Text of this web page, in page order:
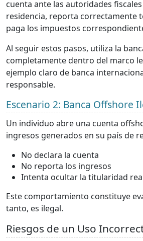
cuenta ante las autoridades
residencia, reporta correctamente
paga los impuestos
Al seguir estos pasos, utiliza la
completamente dentro del marco
ejemplo claro de banca
responsable.
Escenario 2: Banca Offshore
Un individuo abre una cuenta
ingresos generados en su país de
No declara la cuenta
No reporta los ingresos
Intenta ocultar la titularidad
Este comportamiento constituye
tanto, es ilegal.
Riesgos de un Uso